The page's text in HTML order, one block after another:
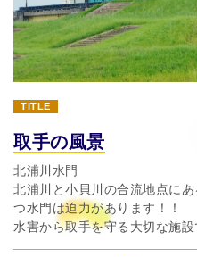
TITLE
取手の風景
北浦川水門
北浦川と小貝川の合流地点に
つ水門は迫力があります！！
水害から取手を守る大切な施設